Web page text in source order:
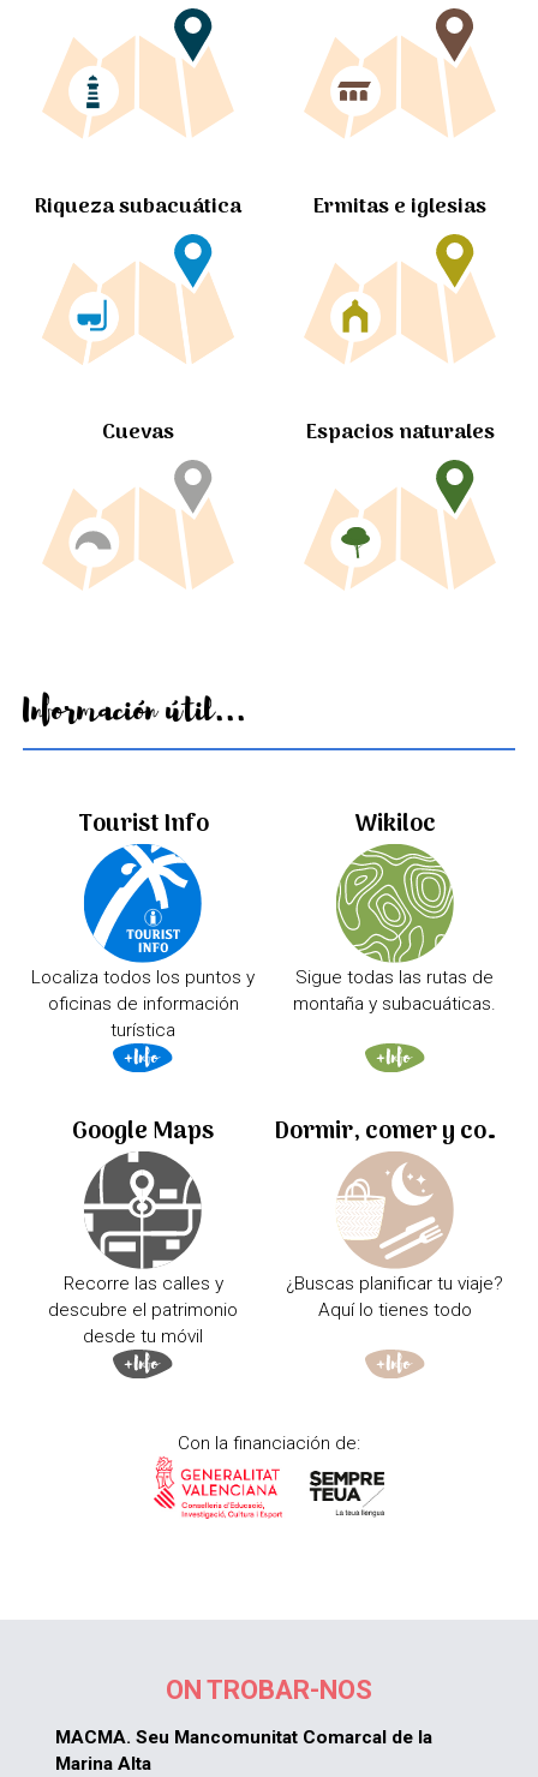
Riqueza subacuática Ermitas e iglesias
Cuevas Espacios naturales
Información útil...
Tourist Info
Localiza todos los puntos y
oficinas de información
turística
Wikiloc
Sigue todas las rutas de
montaña y subacuáticas.
Google Maps
Recorre las calles y
descubre el patrimonio
desde tu móvil
Dormir, comer y comprar
¿Buscas planificar tu viaje?
Aquí lo tienes todo
Con la financiación de:
ON TROBAR-NOS
MACMA. Seu Mancomunitat Comarcal de la
Marina Alta